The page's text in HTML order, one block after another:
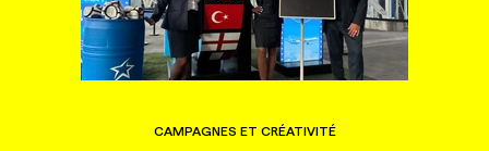
CAMPAGNES ET CRÉATIVITÉ